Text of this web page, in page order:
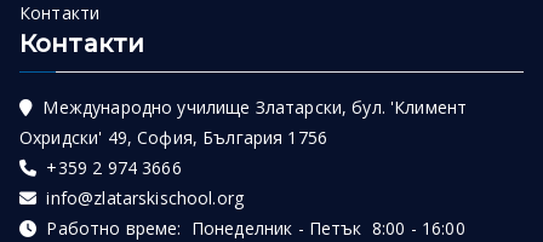
Контакти
Контакти
Международно училище Златарски, бул. 'Климент
Охридски' 49, София, България 1756
+359 2 974 3666
info@zlatarskischool.org
Работно време: Понеделник - Петък 8:00 - 16:00